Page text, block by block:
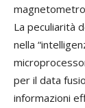
La peculiarità
nella
per il data
informazioni